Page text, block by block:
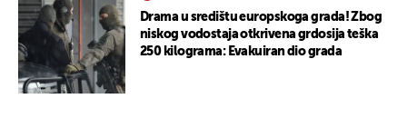
Drama u središtu europskoga grada! Zbog
niskog vodostaja otkrivena grdosija teška
250 kilograma: Evakuiran dio grada